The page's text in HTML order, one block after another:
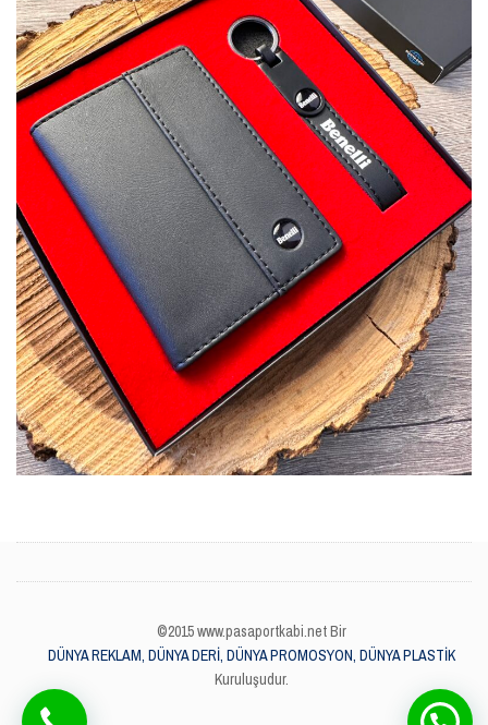
©2015 www.pasaportkabi.net Bir
DÜNYA REKLAM, DÜNYA DERİ, DÜNYA PROMOSYON, DÜNYA PLASTİK
Kuruluşudur.